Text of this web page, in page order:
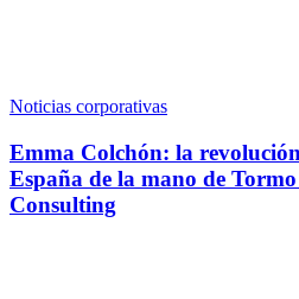
Noticias corporativas
Emma Colchón: la
España de la mano de
Consulting